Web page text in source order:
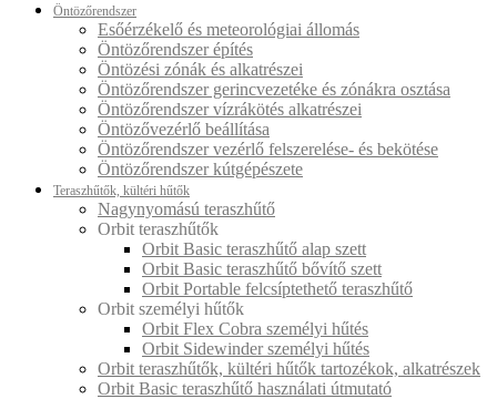
Öntözőrendszer
Esőérzékelő és meteorológiai állomás
Öntözőrendszer építés
Öntözési zónák és alkatrészei
Öntözőrendszer gerincvezetéke és zónákra osztása
Öntözőrendszer vízrákötés alkatrészei
Öntözővezérlő beállítása
Öntözőrendszer vezérlő felszerelése- és bekötése
Öntözőrendszer kútgépészete
Teraszhűtők, kültéri hűtők
Nagynyomású teraszhűtő
Orbit teraszhűtők
Orbit Basic teraszhűtő alap szett
Orbit Basic teraszhűtő bővítő szett
Orbit Portable felcsíptethető teraszhűtő
Orbit személyi hűtők
Orbit Flex Cobra személyi hűtés
Orbit Sidewinder személyi hűtés
Orbit teraszhűtők, kültéri hűtők tartozékok, alkatrészek
Orbit Basic teraszhűtő használati útmutató